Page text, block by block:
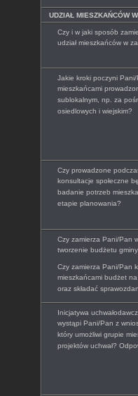
UDZIAŁ MIESZKAŃCÓW
Czy i w jaki sposób
udział mieszkańców w
Jakie kroki poczyni
mieszkańcami
sublokalnym, np. za
osiedlowych i wiejskim?
Czy prowadzone
konsultacje społeczne
badanie potrzeb
etapie planowania?
Czy zamierza Pani/Pan
tworzenie budżetu
Czy zamierza Pani/Pan
mieszkańcami budżet
oraz składać
Inicjatywa
wystąpi Pani/Pan z
który umożliwi grupie
projektów uchwał?